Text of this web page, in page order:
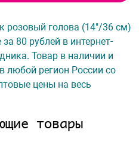
розовый голова (14"/36 см)
80 рублей в интернет-
Товар в наличии и
любой регион России со
цены на весь
товары